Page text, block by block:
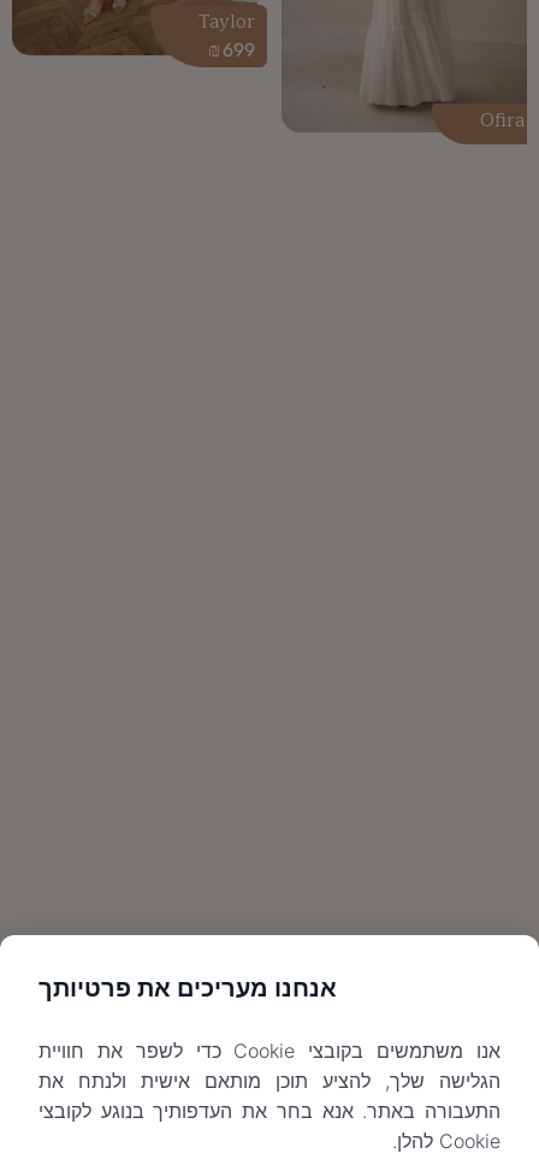
Ofira
699
₪
Taylor
אנחנו מעריכים את פרטיותך
אנו משתמשים בקובצי Cookie כדי לשפר את חוויית
הגלישה שלך, להציע תוכן מותאם אישית ולנתח את
התעבורה באתר. אנא בחר את העדפותיך בנוגע לקובצי
Cookie להלן.